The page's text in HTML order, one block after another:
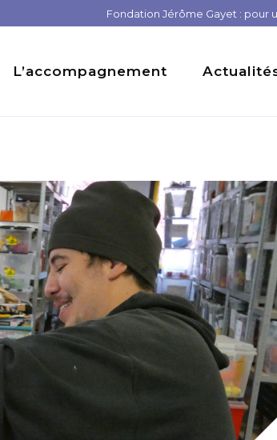
Fondation Jérôme Gayet : pour
L’accompagnement